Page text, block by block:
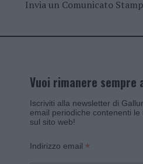
Invia un Comunicato
Vuoi rimanere sempre
Iscriviti alla newsletter di
email periodiche contenenti
sul sito web!
Indirizzo email *